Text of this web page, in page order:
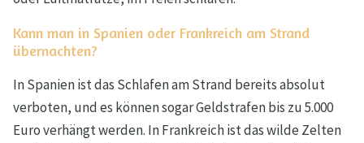
Kann man in Spanien oder Frankreich am Strand
übernachten?
In Spanien ist das Schlafen am Strand bereits absolut
verboten, und es können sogar Geldstrafen bis zu 5.000
Euro verhängt werden. In Frankreich ist das wilde Zelten